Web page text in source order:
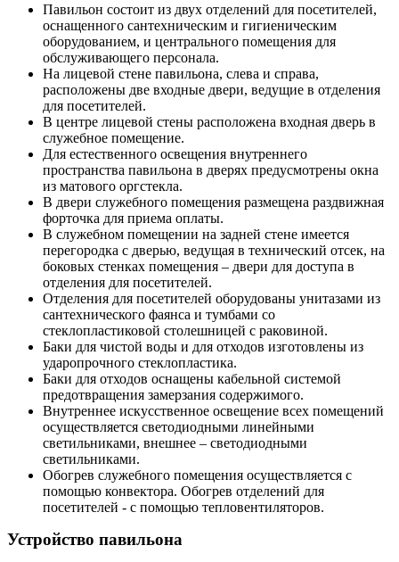
Павильон состоит из двух отделений для посетителей,
оснащенного сантехническим и гигиеническим
оборудованием, и центрального помещения для
обслуживающего персонала.
На лицевой стене павильона, слева и справа,
расположены две входные двери, ведущие в отделения
для посетителей.
В центре лицевой стены расположена входная дверь в
служебное помещение.
Для естественного освещения внутреннего
пространства павильона в дверях предусмотрены окна
из матового оргстекла.
В двери служебного помещения размещена раздвижная
форточка для приема оплаты.
В служебном помещении на задней стене имеется
перегородка с дверью, ведущая в технический отсек, на
боковых стенках помещения – двери для доступа в
отделения для посетителей.
Отделения для посетителей оборудованы унитазами из
сантехнического фаянса и тумбами со
стеклопластиковой столешницей с раковиной.
Баки для чистой воды и для отходов изготовлены из
ударопрочного стеклопластика.
Баки для отходов оснащены кабельной системой
предотвращения замерзания содержимого.
Внутреннее искусственное освещение всех помещений
осуществляется светодиодными линейными
светильниками, внешнее – светодиодными
светильниками.
Обогрев служебного помещения осуществляется с
помощью конвектора. Обогрев отделений для
посетителей - с помощью тепловентиляторов.
Устройство павильона